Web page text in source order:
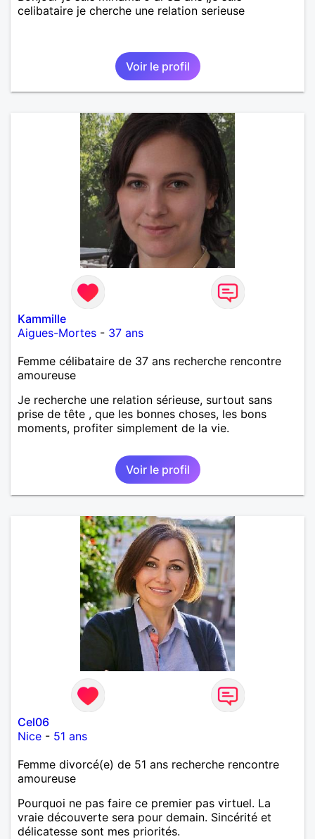
celibataire je cherche une relation serieuse
Voir le profil
Kammille
Aigues-Mortes - 37 ans
Femme célibataire de 37 ans recherche rencontre
amoureuse
Je recherche une relation sérieuse, surtout sans
prise de tête , que les bonnes choses, les bons
moments, profiter simplement de la vie.
Voir le profil
Cel06
Nice - 51 ans
Femme divorcé(e) de 51 ans recherche rencontre
amoureuse
Pourquoi ne pas faire ce premier pas virtuel. La
vraie découverte sera pour demain. Sincérité et
délicatesse sont mes priorités.